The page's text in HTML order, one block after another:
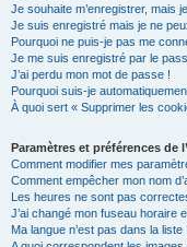
Je souhaite m’enregistrer, mais
Je suis enregistré mais je ne
Pourquoi ne puis-je pas me
Je me suis enregistré par le
J’ai perdu mon mot de passe !
Pourquoi suis-je
À quoi sert « Supprimer les
Paramètres et préférences de
Comment modifier mes
Comment empêcher mon nom
Les heures ne sont pas
J’ai changé mon fuseau horaire
Ma langue n’est pas dans la liste !